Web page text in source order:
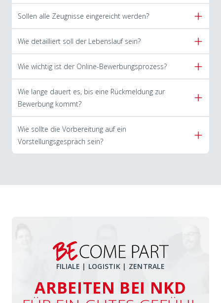
Sollen alle Zeugnisse eingereicht werden?
Wie detailliert soll der Lebenslauf sein?
Wie wichtig ist der Online-Bewerbungsprozess?
Wie lange dauert es, bis eine Rückmeldung zur
Bewerbung kommt?
Wie sollte die Vorbereitung auf ein
Vorstellungsgespräch sein?
FILIALE | LOGISTIK | ZENTRALE
ARBEITEN BEI NKD